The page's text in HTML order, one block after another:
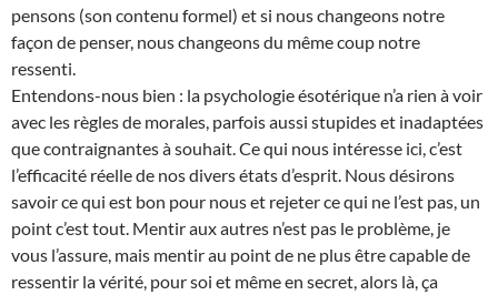
pensons (son contenu formel) et si nous changeons notre
façon de penser, nous changeons du même coup notre
ressenti.
Entendons-nous bien : la psychologie ésotérique n’a rien à voir
avec les règles de morales, parfois aussi stupides et inadaptées
que contraignantes à souhait. Ce qui nous intéresse ici, c’est
l’efficacité réelle de nos divers états d’esprit. Nous désirons
savoir ce qui est bon pour nous et rejeter ce qui ne l’est pas, un
point c’est tout. Mentir aux autres n’est pas le problème, je
vous l’assure, mais mentir au point de ne plus être capable de
ressentir la vérité, pour soi et même en secret, alors là, ça